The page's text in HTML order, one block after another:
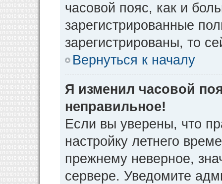
часовой пояс, как и
зарегистрированные
зарегистрированы, то
Вернуться к началу
Я изменил часовой
неправильное!
Если вы уверены, что
настройку летнего
прежнему неверное,
сервере. Уведомите